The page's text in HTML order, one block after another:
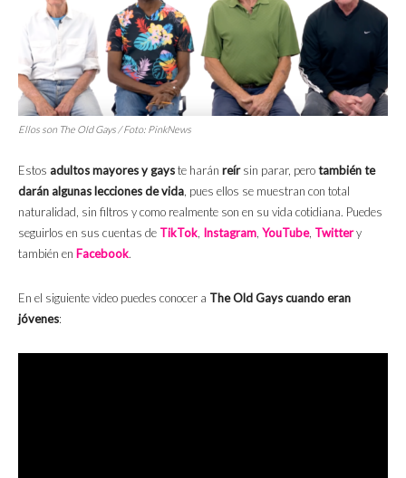
Ellos son The Old Gays / Foto: PinkNews
Estos adultos mayores y gayste harán reírsin parar, perotambién te
darán algunas lecciones de vida , pues ellos se muestran con total
naturalidad, sin filtros y como realmente son en su vida cotidiana. Puedes
seguirlos en sus cuentas de TikTok Instagram YouTube, Twittery
también en Facebook.
En el siguiente video puedes conocer a The Old Gays cuando eran
jóvenes: